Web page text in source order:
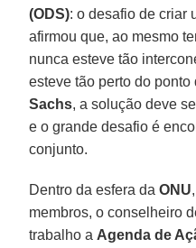
(ODS): o desafio de criar
afirmou que, ao mesmo
nunca esteve tão
esteve tão perto do
Sachs, a solução deve
e o grande desafio é
conjunto.
Dentro da esfera daONU
membros, o conselheiro
trabalho a Agenda de